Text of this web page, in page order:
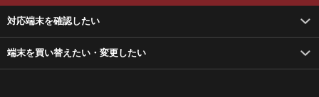
対応端末を確認したい
端末を買い替えたい・変更したい